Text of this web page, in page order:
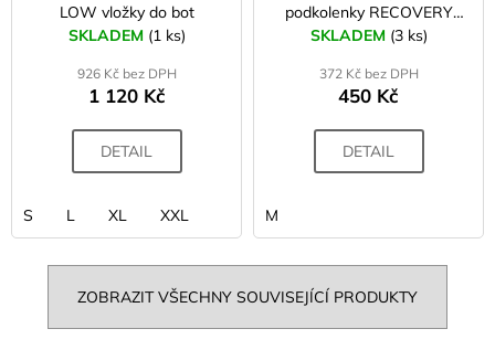
LOW vložky do bot
SKLADEM (1 ks)
926 Kč bez DPH
1 120 Kč
DETAIL
S L XL XXL
podkolenky RECOVERY
černá
SKLADEM (3 ks)
372 Kč bez DPH
450 Kč
DETAIL
M
ZOBRAZIT VŠECHNY SOUVISEJÍCÍ PRODUKTY